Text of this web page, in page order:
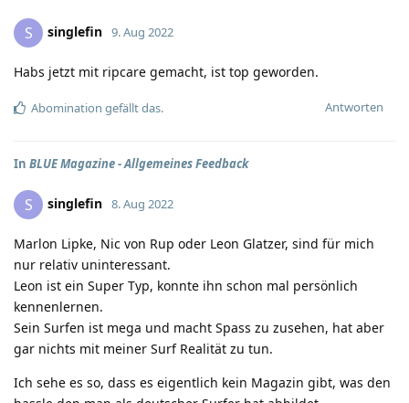
S singlefin 9. Aug 2022
Habs jetzt mit ripcare gemacht, ist top geworden.
Antworten
Abomination gefällt das.
In BLUE Magazine - Allgemeines Feedback
S singlefin 8. Aug 2022
Marlon Lipke, Nic von Rup oder Leon Glatzer, sind für mich
nur relativ uninteressant.
Leon ist ein Super Typ, konnte ihn schon mal persönlich
kennenlernen.
Sein Surfen ist mega und macht Spass zu zusehen, hat aber
gar nichts mit meiner Surf Realität zu tun.
Ich sehe es so, dass es eigentlich kein Magazin gibt, was den